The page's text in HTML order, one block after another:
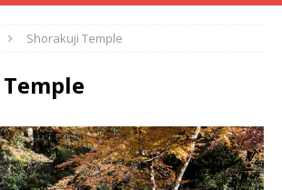
Shorakuji Temple